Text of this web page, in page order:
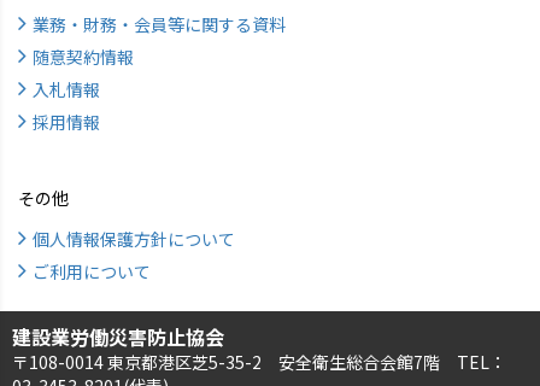
業務・財務・会員等に関する資料
随意契約情報
入札情報
採用情報
その他
個人情報保護方針について
ご利用について
建設業労働災害防止協会
〒108-0014 東京都港区芝5-35-2 安全衛生総合会館7階 TEL：